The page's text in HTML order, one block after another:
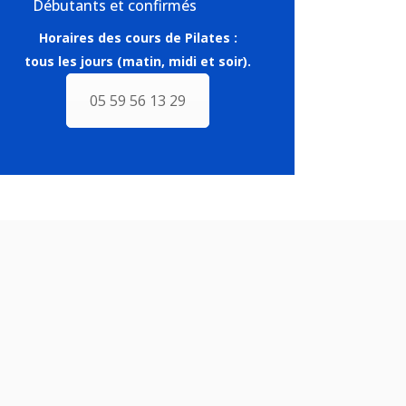
Débutants et confirmés
Horaires des cours de Pilates :
tous les jours (matin, midi et soir).
05 59 56 13 29